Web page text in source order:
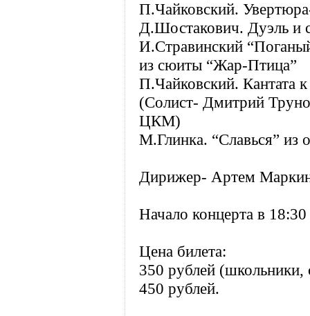
П.Чайковский.
Д.Шостакович. Дуэль и
И.Стравинский
из сюиты “Жар-Птица”
П.Чайковский. Кантата
(Солист- Дмитрий
ЦКМ)
М.Глинка. “Славься” из
Дирижер- Артем
Начало концерта в 18:30
Цена билета:
350 рублей (школьники,
450 рублей.